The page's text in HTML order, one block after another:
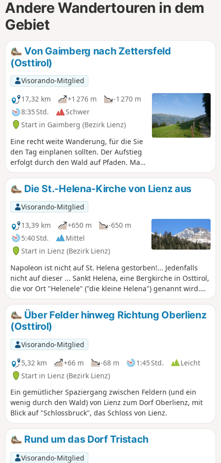
Andere Wandertouren in dem
Gebiet
Von Gaimberg nach Zettersfeld
(Osttirol)
Visorando-Mitglied
17,32 km
+1 276 m
-1 270 m
8:35 Std.
Schwer
Start in Gaimberg (Bezirk Lienz)
Eine recht weite Wanderung, für die Sie
den Tag einplanen sollten. Der Aufstieg
erfolgt durch den Wald auf Pfaden. Man
erreicht die Skistation Zettersfeld, wo
man die Möglichkeit hat, mit dem
Sessellift weiter nach oben zu fahren.
Der Abstieg führt über den Hof
Rottmann, von dem aus man einen
herrlichen Blick auf die umliegenden
Täler und Berge, darunter die
Dolomitenkette, hat. Auch beim Abstieg
hat man eine gute Sicht. Am Ende
durchquert man die kleinen Dörfer im
Norden von Lienz.
Die St.-Helena-Kirche von Lienz aus
Visorando-Mitglied
13,39 km
+650 m
-650 m
5:40 Std.
Mittel
Start in Lienz (Bezirk Lienz)
Napoleon ist nicht auf St. Helena gestorben!... Jedenfalls
nicht auf dieser ... Sankt Helena, eine Bergkirche in Osttirol,
die vor Ort "Helenele" ("die kleine Helena") genannt wird.
Diese Kirche ist schon von weitem zu sehen: Sie klebt an
einem Berghang und ist weiß wie ein Segel inmitten eines
Ozeans aus Fichten. Sie beherbergt auf ihrer Lichtung eine
erstaunliche Linde und bietet einen bemerkenswerten Blick
auf die Dolomitenkette. Der Weg dorthin führt über den
Friedensweg. Rückweg durch den Wald und Oberlienz.
Über Felder hinweg Richtung Oberlienz
(Osttirol)
Visorando-Mitglied
5,32 km
+66 m -68 m 1:45 Std.
Leicht
Start in Lienz (Bezirk Lienz)
Ein gemütlicher Spaziergang zwischen Feldern (und ein
wenig durch den Wald) von Lienz zum Dorf Oberlienz, mit
Blick auf "Schlossbruck", das Schloss von Lienz.
Rund um das Dorf Tristach
Visorando-Mitglied